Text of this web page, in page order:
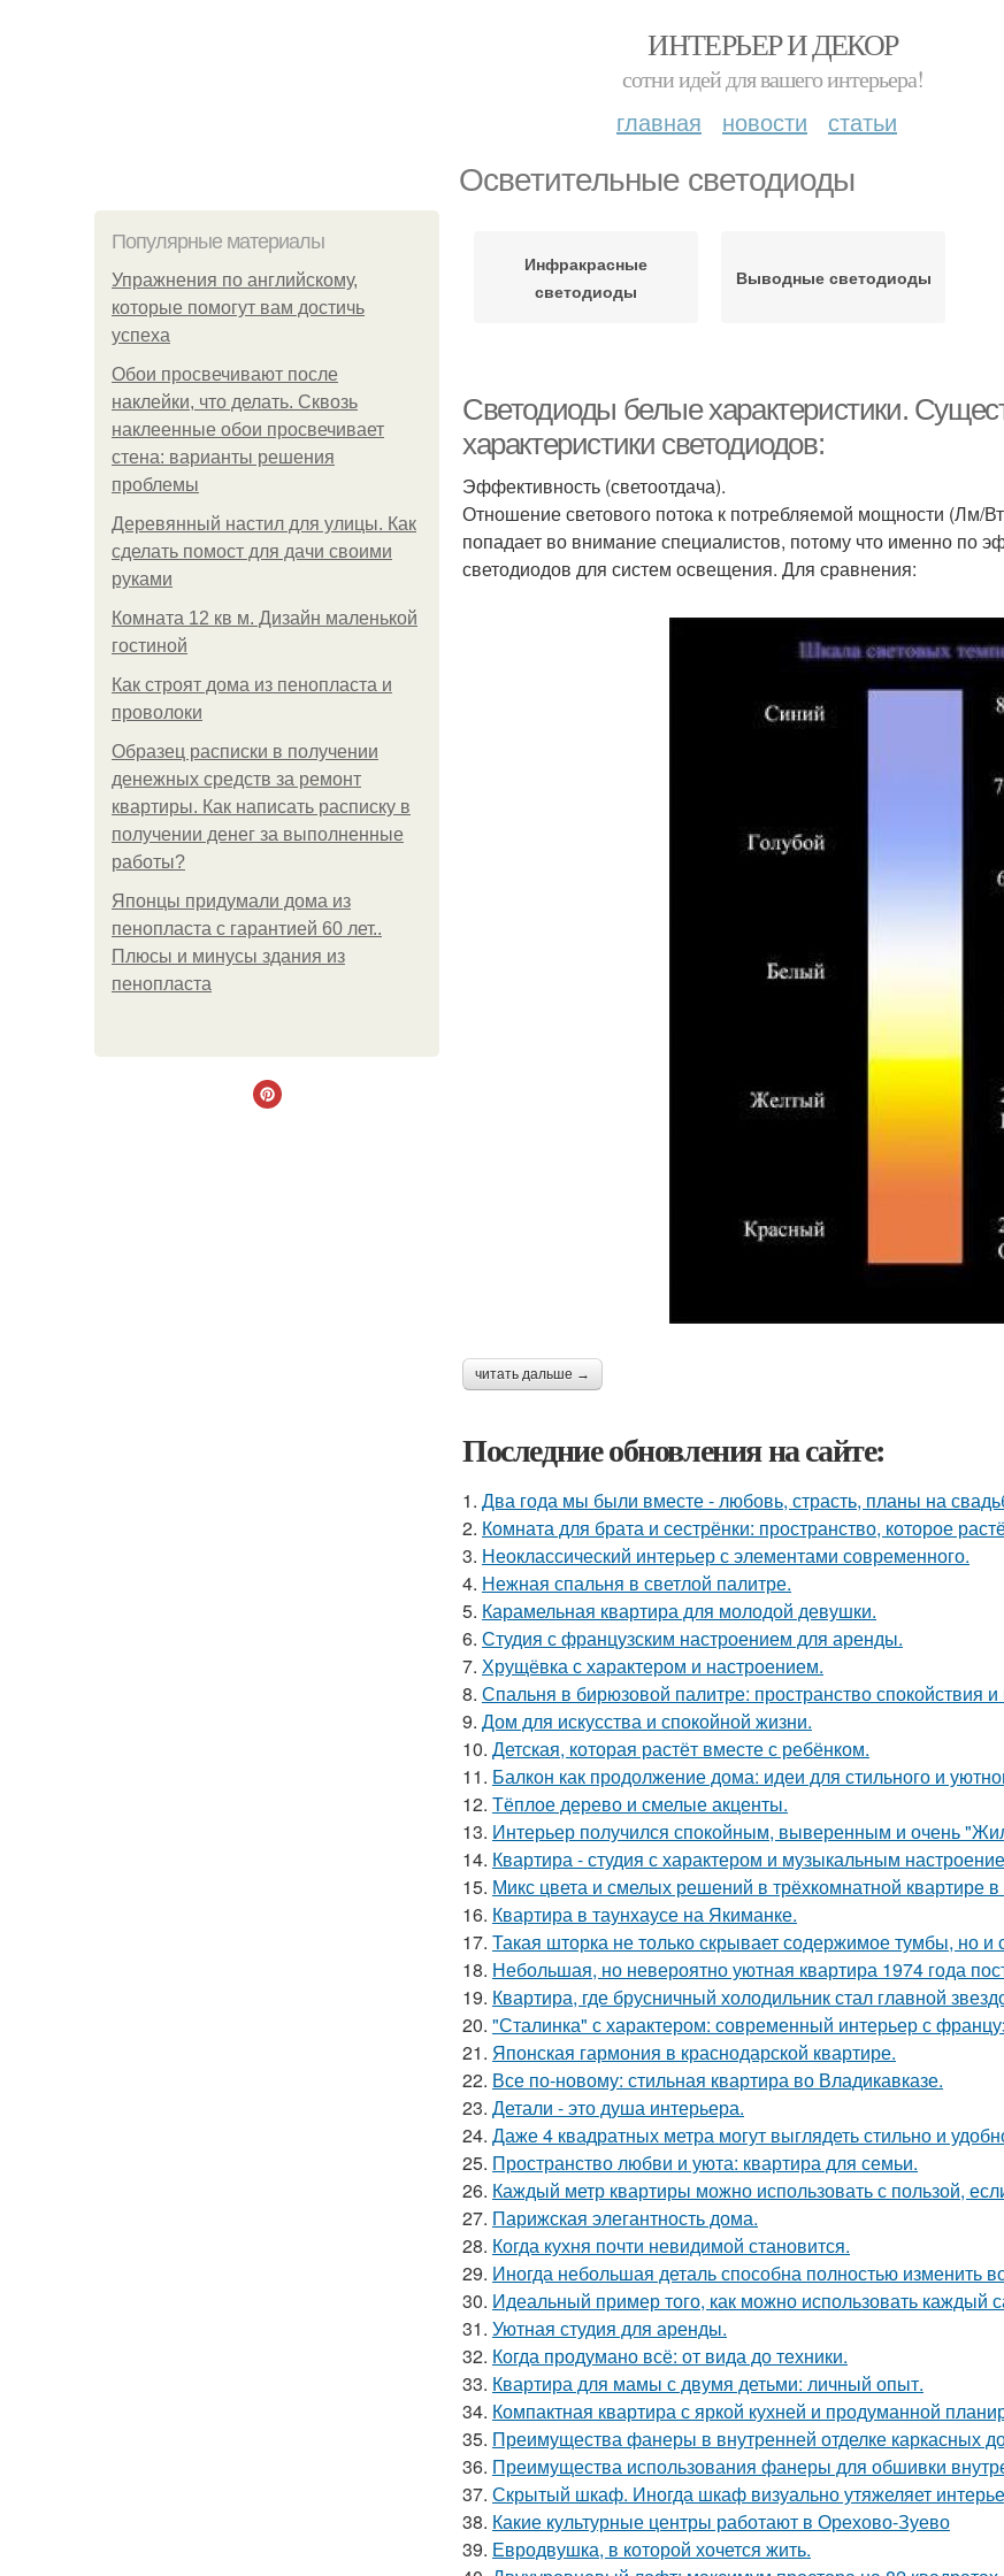
ИНТЕРЬЕР И ДЕКОР
сотни идей для вашего интерьера!
главная новости статьи
Осветительные светодиоды
Популярные материалы
Упражнения по английскому,
которые помогут вам достичь
успеха
Обои просвечивают после
наклейки, что делать. Сквозь
наклеенные обои просвечивает
стена: варианты решения
проблемы
Деревянный настил для улицы. Как
сделать помост для дачи своими
руками
Комната 12 кв м. Дизайн маленькой
гостиной
Как строят дома из пенопласта и
проволоки
Образец расписки в получении
денежных средств за ремонт
квартиры. Как написать расписку в
получении денег за выполненные
работы?
Японцы придумали дома из
пенопласта с гарантией 60 лет..
Плюсы и минусы здания из
пенопласта
Инфракрасные
светодиоды
Выводные светодиоды
Светодиоды белые характеристики.
характеристики светодиодов:
Эффективность (светоотдача).
Отношение светового потока к потребляемой мощности (Лм/
попадает во внимание специалистов, потому что именно по
светодиодов для систем освещения. Для сравнения:
читать дальше →
Последние обновления на сайте:
1. Два года мы были вместе - любовь, страсть, планы на
2. Комната для брата и сестрёнки: пространство, которое
3. Неоклассический интерьер с элементами современного.
4. Нежная спальня в светлой палитре.
5. Карамельная квартира для молодой девушки.
6. Студия с французским настроением для аренды.
7. Хрущёвка с характером и настроением.
8. Спальня в бирюзовой палитре: пространство спокойствия
9. Дом для искусства и спокойной жизни.
10. Детская, которая растёт вместе с ребёнком.
11. Балкон как продолжение дома: идеи для стильного и
12. Тёплое дерево и смелые акценты.
13. Интерьер получился спокойным, выверенным и очень
14. Квартира - студия с характером и музыкальным
15. Микс цвета и смелых решений в трёхкомнатной квартире
16. Квартира в таунхаусе на Якиманке.
17. Такая шторка не только скрывает содержимое тумбы, но и
18. Небольшая, но невероятно уютная квартира 1974 года
19. Квартира, где брусничный холодильник стал главной
20. "Сталинка" с характером: современный интерьер с
21. Японская гармония в краснодарской квартире.
22. Все по-новому: стильная квартира во Владикавказе.
23. Детали - это душа интерьера.
24. Даже 4 квадратных метра могут выглядеть стильно и
25. Пространство любви и уюта: квартира для семьи.
26. Каждый метр квартиры можно использовать с пользой,
27. Парижская элегантность дома.
28. Когда кухня почти невидимой становится.
29. Иногда небольшая деталь способна полностью изменить
30. Идеальный пример того, как можно использовать каждый
31. Уютная студия для аренды.
32. Когда продумано всё: от вида до техники.
33. Квартира для мамы с двумя детьми: личный опыт.
34. Компактная квартира с яркой кухней и продуманной
35. Преимущества фанеры в внутренней отделке каркасных
36. Преимущества использования фанеры для обшивки
37. Скрытый шкаф. Иногда шкаф визуально утяжеляет
38. Какие культурные центры работают в Орехово-Зуево
39. Евродвушка, в которой хочется жить.